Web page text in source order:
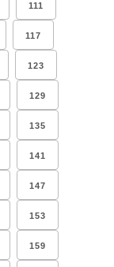
111
117
123
129
135
141
147
153
159